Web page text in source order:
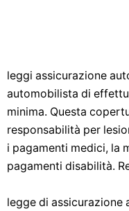
leggi assicurazione
automobilista di
minima. Questa
responsabilità per
i pagamenti medici, la
pagamenti disabilità.
legge di assicurazione